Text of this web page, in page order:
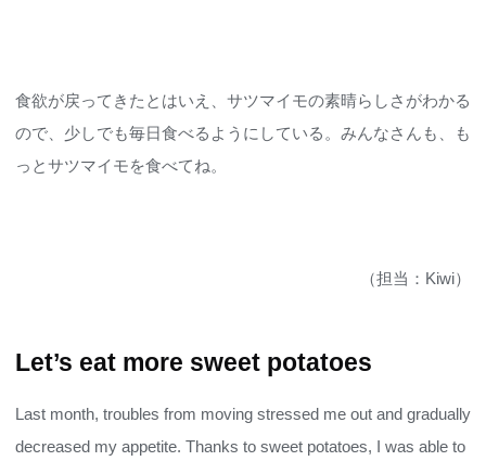
食欲が戻ってきたとはいえ、サツマイモの素晴らしさがわかる
ので、少しでも毎日食べるようにしている。みんなさんも、も
っとサツマイモを食べてね。
（担当：Kiwi）
Let’s eat more sweet potatoes
Last month, troubles from moving stressed me out and gradually
decreased my appetite. Thanks to sweet potatoes, I was able to